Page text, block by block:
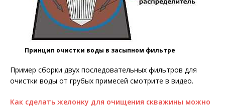
Принцип очистки воды в засыпном фильтре
Пример сборки двух последовательных фильтров для
очистки воды от грубых примесей смотрите в видео.
Как сделать желонку для очищения скважины можно